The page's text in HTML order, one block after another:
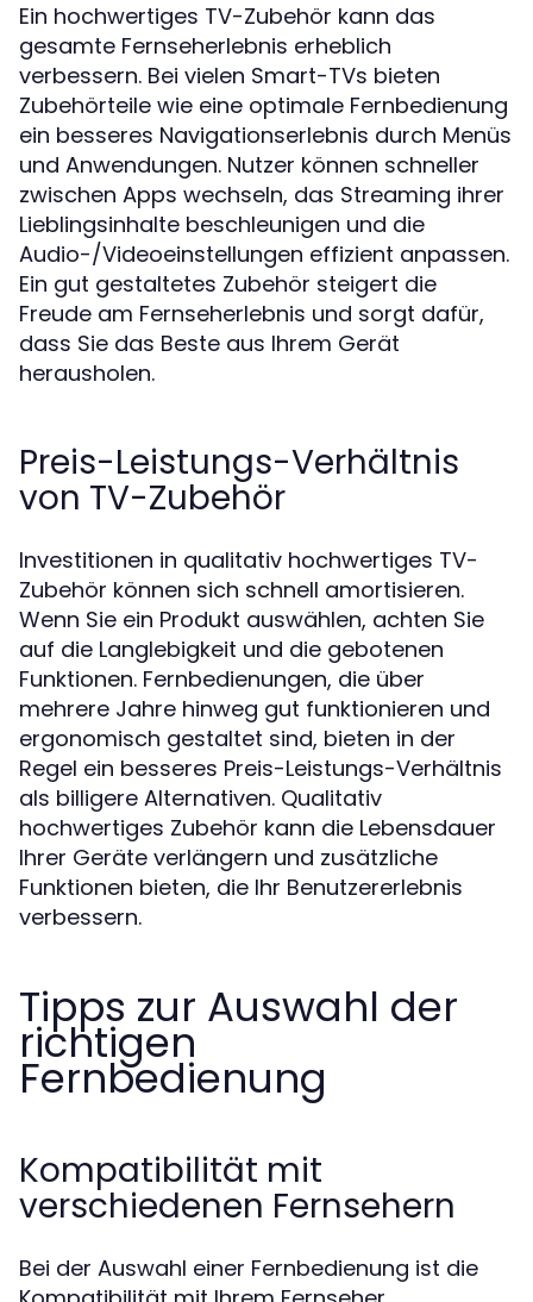
Ein hochwertiges TV-Zubehör kann das
gesamte Fernseherlebnis erheblich
verbessern. Bei vielen Smart-TVs bieten
Zubehörteile wie eine optimale Fernbedienung
ein besseres Navigationserlebnis durch Menüs
und Anwendungen. Nutzer können schneller
zwischen Apps wechseln, das Streaming ihrer
Lieblingsinhalte beschleunigen und die
Audio-/Videoeinstellungen effizient anpassen.
Ein gut gestaltetes Zubehör steigert die
Freude am Fernseherlebnis und sorgt dafür,
dass Sie das Beste aus Ihrem Gerät
herausholen.
Preis-Leistungs-Verhältnis
von TV-Zubehör
Investitionen in qualitativ hochwertiges TV-
Zubehör können sich schnell amortisieren.
Wenn Sie ein Produkt auswählen, achten Sie
auf die Langlebigkeit und die gebotenen
Funktionen. Fernbedienungen, die über
mehrere Jahre hinweg gut funktionieren und
ergonomisch gestaltet sind, bieten in der
Regel ein besseres Preis-Leistungs-Verhältnis
als billigere Alternativen. Qualitativ
hochwertiges Zubehör kann die Lebensdauer
Ihrer Geräte verlängern und zusätzliche
Funktionen bieten, die Ihr Benutzererlebnis
verbessern.
Tipps zur Auswahl der
richtigen
Fernbedienung
Kompatibilität mit
verschiedenen Fernsehern
Bei der Auswahl einer Fernbedienung ist die